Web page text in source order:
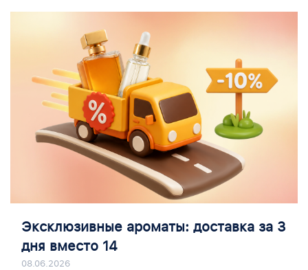
Эксклюзивные ароматы: доставка за 3
дня вместо 14
08.06.2026